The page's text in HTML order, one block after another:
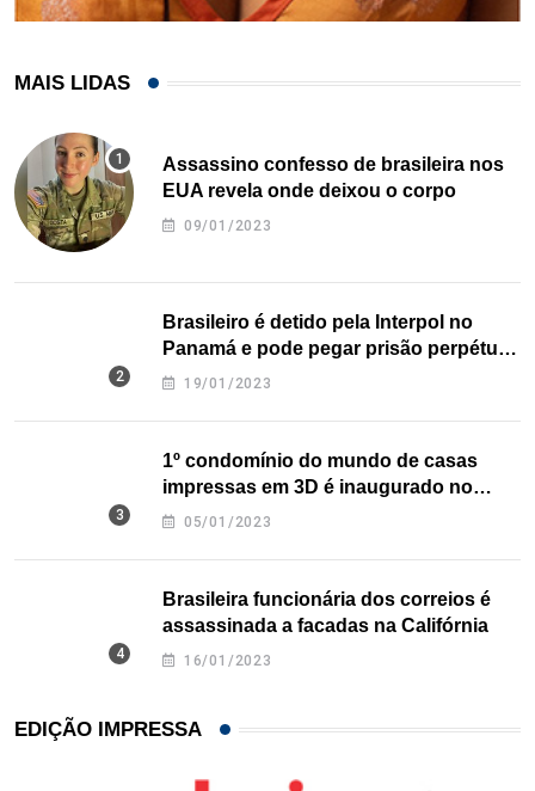
MAIS LIDAS
Assassino confesso de brasileira nos
EUA revela onde deixou o corpo
09/01/2023
Brasileiro é detido pela Interpol no
Panamá e pode pegar prisão perpétua
nos EUA
19/01/2023
1º condomínio do mundo de casas
impressas em 3D é inaugurado no
Texas
05/01/2023
Brasileira funcionária dos correios é
assassinada a facadas na Califórnia
16/01/2023
EDIÇÃO IMPRESSA